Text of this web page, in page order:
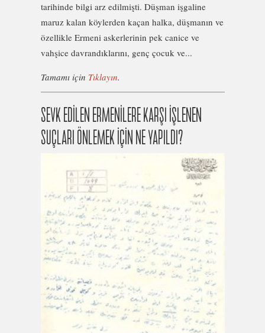
tarihinde bilgi arz edilmişti. Düşman işgaline
maruz kalan köylerden kaçan halka, düşmanın ve
özellikle Ermeni askerlerinin pek canice ve
vahşice davrandıklarını, genç çocuk ve...
Tamamı için Tıklayın.
SEVK EDİLEN ERMENİLERE KARŞI İŞLENEN
SUÇLARI ÖNLEMEK İÇİN NE YAPILDI?